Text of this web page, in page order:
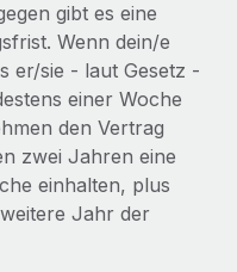
von IT-
von
einer
Remote
unglaubliche
gibt es eine
Wenn dein/e
er/sie - laut Gesetz -
einer Woche
den Vertrag
zwei Jahren eine
einhalten, plus
Jahr der